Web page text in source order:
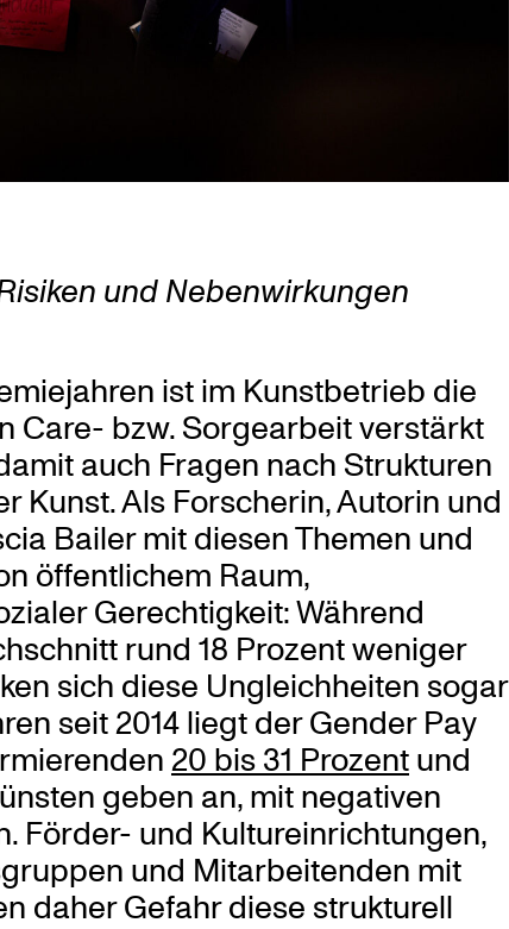
und Nebenwirkungen
ist im Kunstbetrieb die
Care- bzw. Sorgearbeit verstärkt
auch Fragen nach Strukturen
Kunst. Als Forscherin, Autorin und
Bailer mit diesen Themen und
öffentlichem Raum,
Gerechtigkeit: Während
rund 18 Prozent weniger
sich diese Ungleichheiten sogar
seit 2014 liegt der Gender Pay
20 bis 31 Prozent und
geben an, mit negativen
Förder- und Kultureinrichtungen,
und Mitarbeitenden mit
daher Gefahr diese strukturell